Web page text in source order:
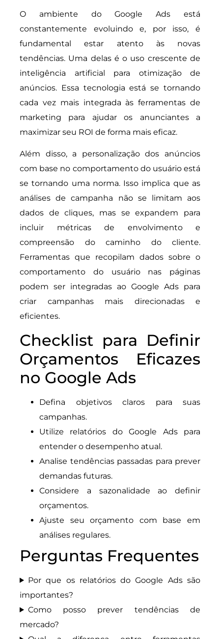
O ambiente do Google Ads está
constantemente evoluindo e, por isso, é
fundamental estar atento às novas
tendências. Uma delas é o uso crescente de
inteligência artificial para otimização de
anúncios. Essa tecnologia está se tornando
cada vez mais integrada às ferramentas de
marketing para ajudar os anunciantes a
maximizar seu ROI de forma mais eficaz.
Além disso, a personalização dos anúncios
com base no comportamento do usuário está
se tornando uma norma. Isso implica que as
análises de campanha não se limitam aos
dados de cliques, mas se expandem para
incluir métricas de envolvimento e
compreensão do caminho do cliente.
Ferramentas que recopilam dados sobre o
comportamento do usuário nas páginas
podem ser integradas ao Google Ads para
criar campanhas mais direcionadas e
eficientes.
Checklist para Definir
Orçamentos Eficazes
no Google Ads
Defina objetivos claros para suas
campanhas.
Utilize relatórios do Google Ads para
entender o desempenho atual.
Analise tendências passadas para prever
demandas futuras.
Considere a sazonalidade ao definir
orçamentos.
Ajuste seu orçamento com base em
análises regulares.
Perguntas Frequentes
Por que os relatórios do Google Ads são
importantes?
Como posso prever tendências de
mercado?